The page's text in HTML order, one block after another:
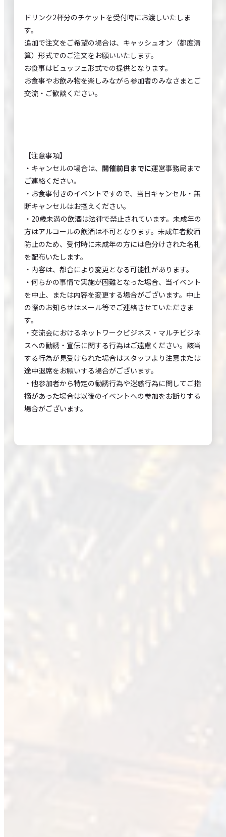
ドリンク2杯分のチケットを受付時にお渡しいたしま
す。
追加で注文をご希望の場合は、キャッシュオン（都度清
算）形式でのご注文をお願いいたします。
お食事はビュッフェ形式での提供となります。
お食事やお飲み物を楽しみながら参加者のみなさまとご
交流・ご歓談ください。
【注意事項】
・キャンセルの場合は、 開催前日までに運営事務局まで
ご連絡ください。
・お食事付きのイベントですので、当日キャンセル・無
断キャンセルはお控えください。
・20歳未満の飲酒は法律で禁止されています。未成年の
方はアルコールの飲酒は不可となります。未成年者飲酒
防止のため、受付時に未成年の方には色分けされた名札
を配布いたします。
・内容は、都合により変更となる可能性があります。
・何らかの事情で実施が困難となった場合、当イベント
を中止、または内容を変更する場合がございます。中止
の際のお知らせはメール等でご連絡させていただきま
す。
・交流会におけるネットワークビジネス・マルチビジネ
スへの勧誘・宣伝に関する行為はご遠慮ください。該当
する行為が見受けられた場合はスタッフより注意または
途中退席をお願いする場合がございます。
・他参加者から特定の勧誘行為や迷惑行為に関してご指
摘があった場合は以後のイベントへの参加をお断りする
場合がございます。